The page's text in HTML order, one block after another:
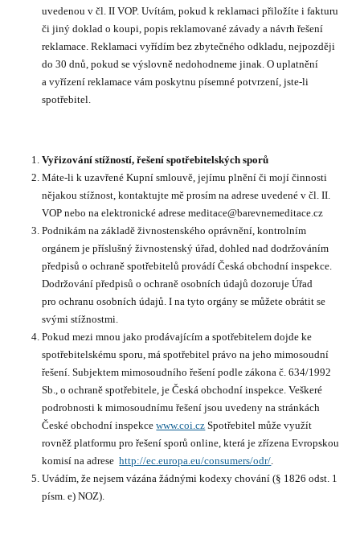
uvedenou v čl. II VOP. Uvítám, pokud k reklamaci přiložíte i fakturu
či jiný doklad o koupi, popis reklamované závady a návrh řešení
reklamace. Reklamaci vyřídím bez zbytečného odkladu, nejpozději
do 30 dnů, pokud se výslovně nedohodneme jinak. O uplatnění
a vyřízení reklamace vám poskytnu písemné potvrzení, jste-li
spotřebitel.
Vyřizování stížností, řešení spotřebitelských sporů
Máte-li k uzavřené Kupní smlouvě, jejímu plnění či mojí činnosti
nějakou stížnost, kontaktujte mě prosím na adrese uvedené v čl. II.
VOP nebo na elektronické adrese meditace@barevnemeditace.cz
Podnikám na základě živnostenského oprávnění, kontrolním
orgánem je příslušný živnostenský úřad, dohled nad dodržováním
předpisů o ochraně spotřebitelů provádí Česká obchodní inspekce.
Dodržování předpisů o ochraně osobních údajů dozoruje Úřad
pro ochranu osobních údajů. I na tyto orgány se můžete obrátit se
svými stížnostmi.
Pokud mezi mnou jako prodávajícím a spotřebitelem dojde ke
spotřebitelskému sporu, má spotřebitel právo na jeho mimosoudní
řešení. Subjektem mimosoudního řešení podle zákona č. 634/1992
Sb., o ochraně spotřebitele, je Česká obchodní inspekce. Veškeré
podrobnosti k mimosoudnímu řešení jsou uvedeny na stránkách
České obchodní inspekcewww.coi.cz Spotřebitel může využít
rovněž platformu pro řešení sporů online, která je zřízena Evropskou
komisí na adresehttp://ec.europa.eu/consumers/odr/
Uvádím, že nejsem vázána žádnými kodexy chování (§ 1826 odst. 1
písm. e) NOZ).